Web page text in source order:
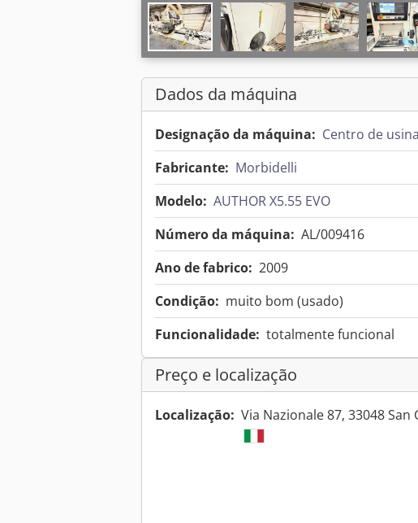
Dados da máquina
Designação da máquina: Centro de
Fabricante: Morbidelli
Modelo: AUTHOR X5.55 EVO
Número da máquina: AL/009416
Ano de fabrico: 2009
Condição: muito bom (usado)
Funcionalidade: totalmente funcional
Preço e localização
Localização: Via Nazionale 87, 33048